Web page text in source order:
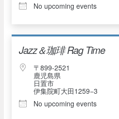
No upcoming events
Jazz＆珈琲 Rag Time
〒899-2521
鹿児島県
日置市
伊集院町大田1259−3
No upcoming events